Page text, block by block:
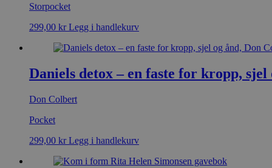
Storpocket
299,00 kr Legg i handlekurv
Daniels detox – en faste for kropp, sjel
Don Colbert
Pocket
299,00 kr Legg i handlekurv